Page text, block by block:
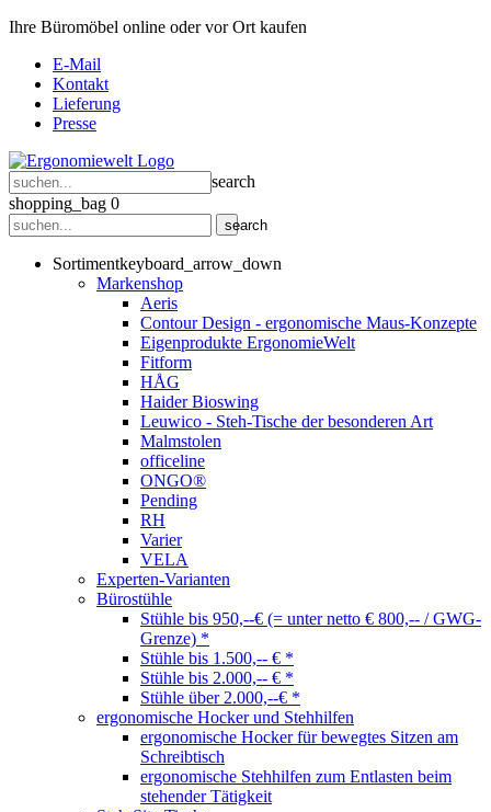
Ihre Büromöbel online oder vor Ort kaufen
E-Mail
Kontakt
Lieferung
Presse
search
shopping_bag 0
search
Sortimentkeyboard_arrow_down
Markenshop
Aeris
Contour Design - ergonomische Maus-Konzepte
Eigenprodukte ErgonomieWelt
Fitform
HÅG
Haider Bioswing
Leuwico - Steh-Tische der besonderen Art
Malmstolen
officeline
ONGO®
Pending
RH
Varier
VELA
Experten-Varianten
Bürostühle
Stühle bis 950,--€ (= unter netto € 800,-- / GWG-
Grenze) *
Stühle bis 1.500,-- € *
Stühle bis 2.000,-- € *
Stühle über 2.000,--€ *
ergonomische Hocker und Stehhilfen
ergonomische Hocker für bewegtes Sitzen am
Schreibtisch
ergonomische Stehhilfen zum Entlasten beim
stehender Tätigkeit